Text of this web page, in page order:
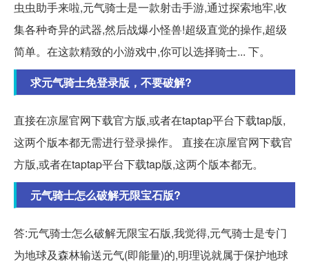
虫虫助手来啦,元气骑士是一款射击手游,通过探索地牢,收
集各种奇异的武器,然后战爆小怪兽!超级直觉的操作,超级
简单。在这款精致的小游戏中,你可以选择骑士... 下。
求元气骑士免登录版，不要破解?
直接在凉屋官网下载官方版,或者在taptap平台下载tap版,
这两个版本都无需进行登录操作。 直接在凉屋官网下载官
方版,或者在taptap平台下载tap版,这两个版本都无。
元气骑士怎么破解无限宝石版?
答:元气骑士怎么破解无限宝石版,我觉得,元气骑士是专门
为地球及森林输送元气(即能量)的,明理说就属于保护地球